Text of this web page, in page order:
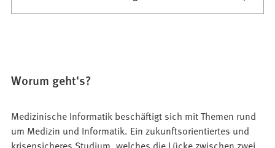
Worum geht's?
Medizinische Informatik beschäftigt sich mit Themen rund
um Medizin und Informatik. Ein zukunftsorientiertes und
krisensicheres Studium, welches die Lücke zwischen zwei